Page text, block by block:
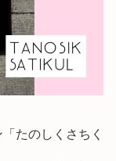
たのしくさちく